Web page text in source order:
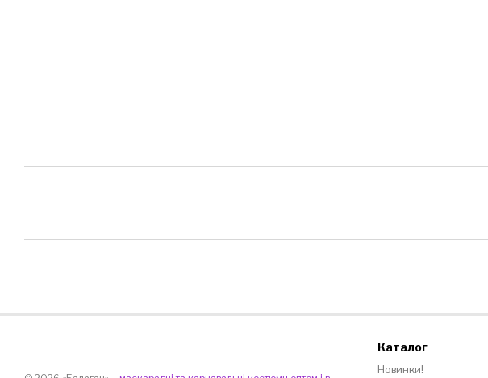
Каталог
Новинки!